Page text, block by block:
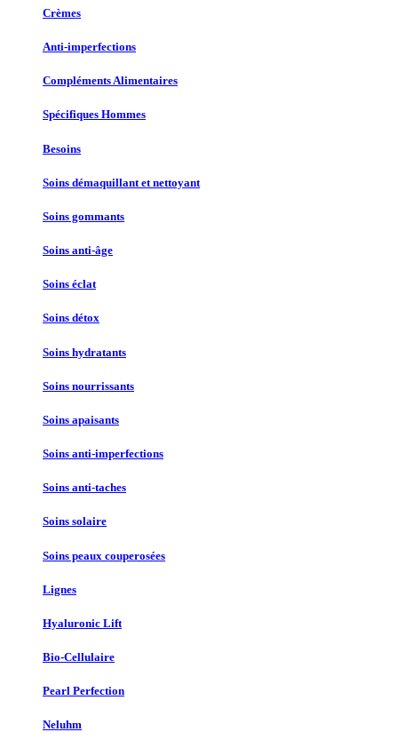
Crèmes
Anti-imperfections
Compléments Alimentaires
Spécifiques Hommes
Besoins
Soins démaquillant et nettoyant
Soins gommants
Soins anti-âge
Soins éclat
Soins détox
Soins hydratants
Soins nourrissants
Soins apaisants
Soins anti-imperfections
Soins anti-taches
Soins solaire
Soins peaux couperosées
Lignes
Hyaluronic Lift
Bio-Cellulaire
Pearl Perfection
Neluhm